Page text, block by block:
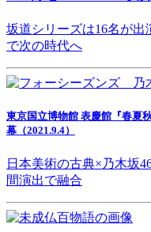
坂道シリーズは16名が
で次の時代へ
東京国立博物館 表慶館『春夏
幕（2021.9.4）
日本美術の古典×乃木坂
間演出で融合